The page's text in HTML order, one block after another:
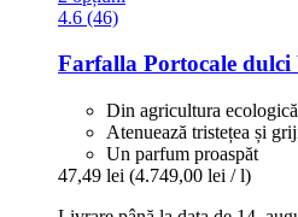
4.6 (46)
Farfalla Portocale
Din agricultura ecologică
Atenuează tristețea și
Un parfum proaspăt
47,49 lei (4.749,00 lei / l)